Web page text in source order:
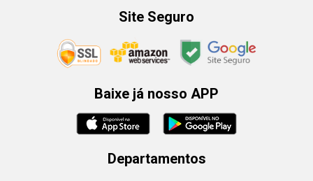
Site Seguro
Baixe já nosso APP
Departamentos